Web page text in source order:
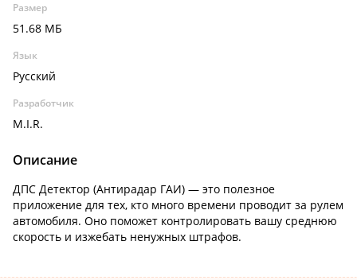
Размер
51.68 МБ
Язык
Русский
Разработчик
M.I.R.
Описание
ДПС Детектор (Антирадар ГАИ) — это полезное
приложение для тех, кто много времени проводит за рулем
автомобиля. Оно поможет контролировать вашу среднюю
скорость и изжебать ненужных штрафов.